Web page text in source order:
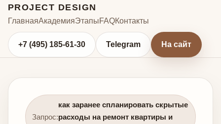
PROJECT DESIGN
ГлавнаяАкадемияЭтапыFAQКонтакты
+7 (495) 185-61-30 Telegram На сайт
Запрос:
как заранее спланировать скрытые
расходы на ремонт квартиры и